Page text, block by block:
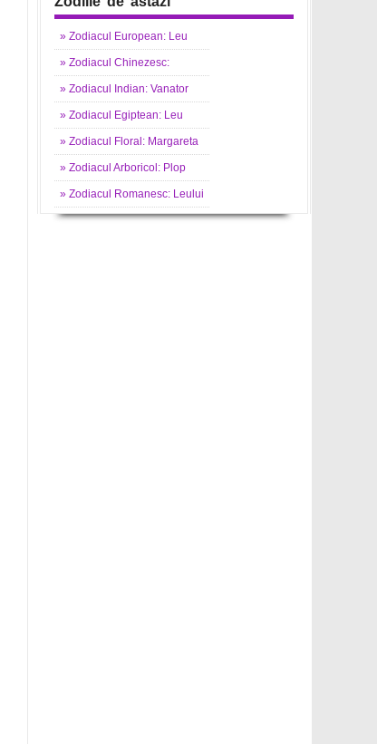
» Zodiacul European: Leu
» Zodiacul Chinezesc:
» Zodiacul Indian: Vanator
» Zodiacul Egiptean: Leu
» Zodiacul Floral: Margareta
» Zodiacul Arboricol: Plop
» Zodiacul Romanesc: Leului